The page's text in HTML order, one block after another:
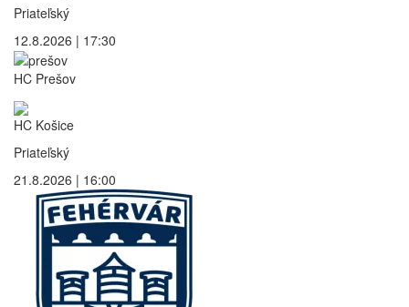
Priateľský
12.8.2026 | 17:30
HC Prešov
HC Košice
Priateľský
21.8.2026 | 16:00